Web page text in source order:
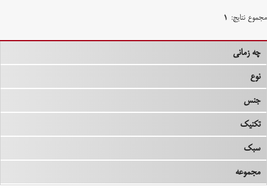
مجموع نتایج: ۱
چه زمانی
نوع
جنس
تکنیک
سبک
مجموعه